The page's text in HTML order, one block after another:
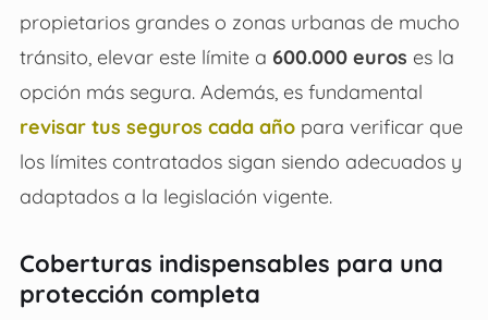
propietarios grandes o zonas urbanas de mucho
tránsito, elevar este límite a 600.000 euros es la
opción más segura. Además, es fundamental
revisar tus seguros cada añopara verificar que
los límites contratados sigan siendo adecuados y
adaptados a la legislación vigente.
Coberturas indispensables para una
protección completa